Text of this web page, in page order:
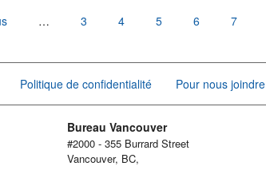
… 3 4 5 6 7
Politique de confidentialité Pour nous joindre
Bureau Vancouver
#2000 - 355 Burrard Street
Vancouver, BC,